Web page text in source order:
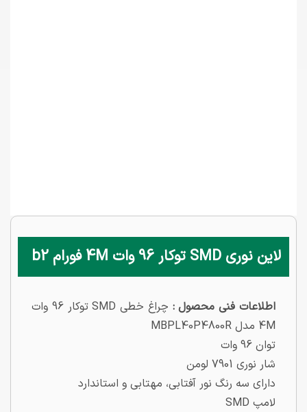
لاین نوری SMD توکار 96 وات 4M فورام b2
اطلاعات فنی محصول :
چراغ خطی SMD توکار 96 وات
4M مدل MBPL40P4800R
توان 96 وات
شار نوری 7901 لومن
دارای سه رنگ نور آفتابی، مهتابی و استاندارد
لامپ SMD